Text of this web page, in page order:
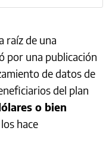
raíz de una
por una publicación
de datos de
del plan
o bien
hace